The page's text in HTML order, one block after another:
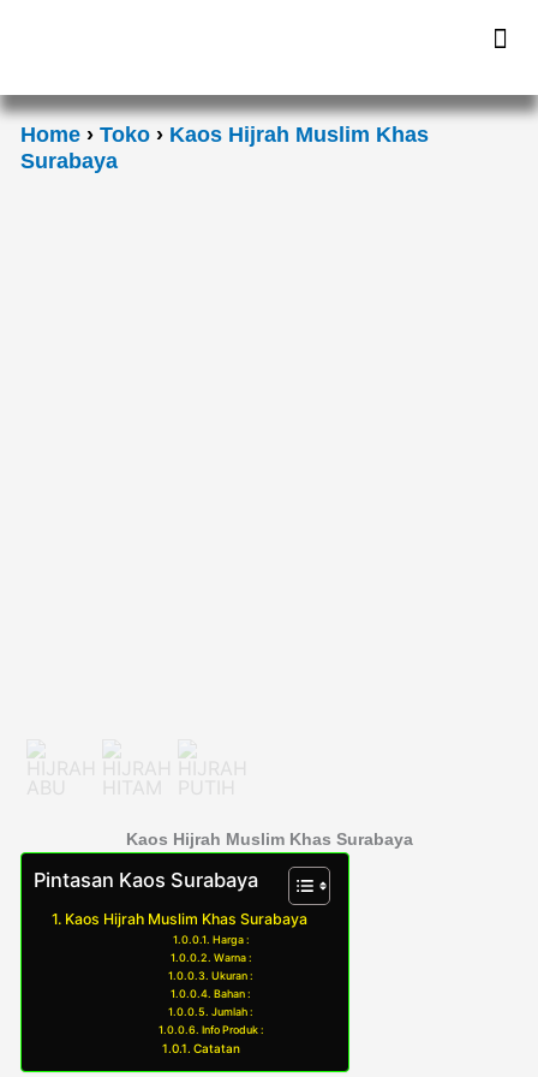
Home ›Toko › Kaos Hijrah Muslim Khas
Surabaya
Kaos Hijrah Muslim Khas Surabaya
Pintasan Kaos Surabaya
Kaos Hijrah Muslim Khas Surabaya
Harga :
Warna :
Ukuran :
Bahan :
Jumlah :
Info Produk :
Catatan